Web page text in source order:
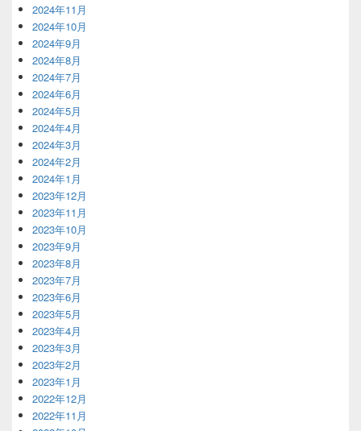
2024年11月
2024年10月
2024年9月
2024年8月
2024年7月
2024年6月
2024年5月
2024年4月
2024年3月
2024年2月
2024年1月
2023年12月
2023年11月
2023年10月
2023年9月
2023年8月
2023年7月
2023年6月
2023年5月
2023年4月
2023年3月
2023年2月
2023年1月
2022年12月
2022年11月